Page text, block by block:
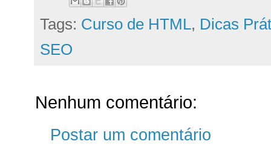
Tags: Curso de HTML, Dicas
SEO
Nenhum comentário:
Postar um comentário